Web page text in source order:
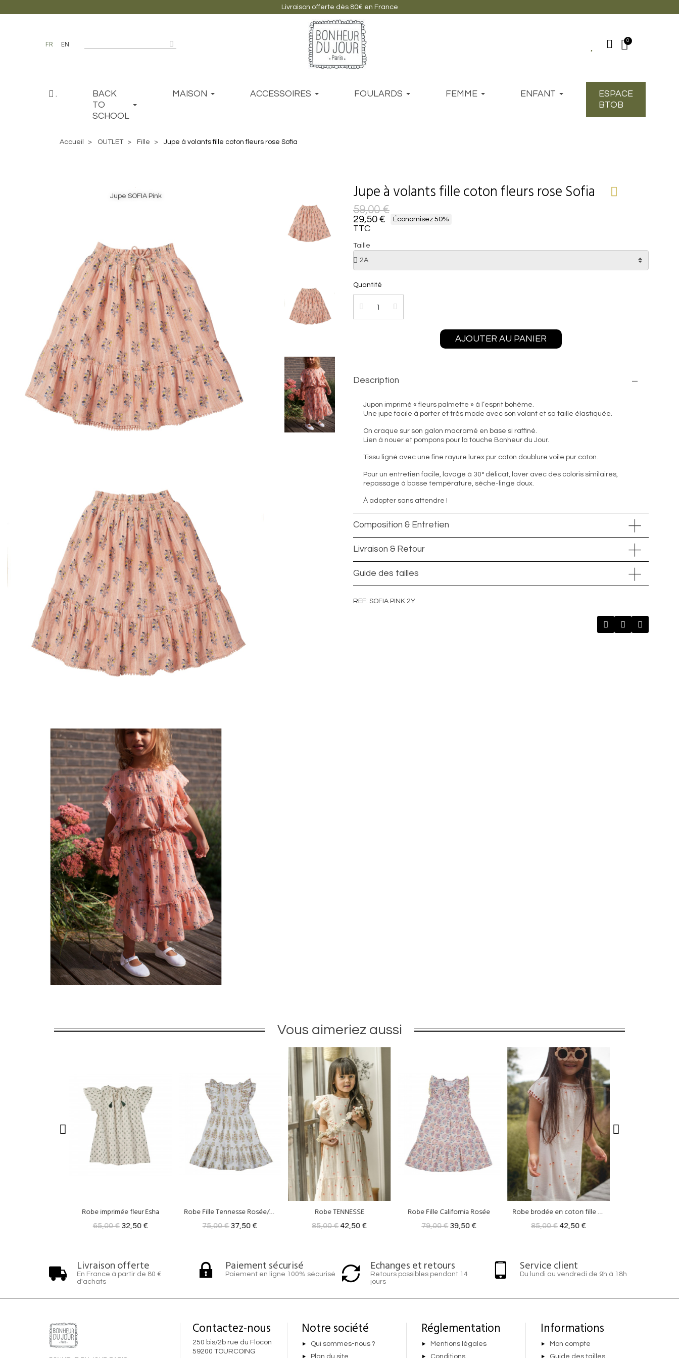
Livraison offerte dès 80€ en France
FR EN
.
BACK
TO
SCHOOL
MAISON ACCESSOIRES FOULARDS FEMME ENFANT
ESPACE
BTOB
Accueil OUTLET Fille Jupe à volants fille coton fleurs rose Sofia
Jupe SOFIA Pink Jupe à volants fille coton fleurs rose Sofia
59,00 €
29,50 € Économisez 50%
TTC
Taille
Quantité
AJOUTER AU PANIER
Description
Jupon imprimé « fleurs palmette » à l’esprit bohème.
Une jupe facile à porter et très mode avec son volant et sa taille élastiquée.
On craque sur son galon macramé en base si raffiné.
Lien à nouer et pompons pour la touche Bonheur du Jour.
Tissu ligné avec une fine rayure lurex pur coton doublure voile pur coton.
Pour un entretien facile, lavage à 30° délicat, laver avec des coloris similaires,
repassage à basse température, sèche-linge doux.
À adopter sans attendre !
Composition & Entretien
Livraison & Retour
Guide des tailles
REF SOFIA PINK 2Y
Vous aimeriez aussi
75,00 €37,50 €
Robe TENNESSE
85,00 €42,50 €
Robe Fille California Rosée
79,00 €39,50 € 85,00 €42,50 €
Robe Fille Seville
79,00 €39,50 €
Livraison offerte
En France à partir de 80 €
d'achats
Paiement sécurisé
Paiement en ligne 100% sécurisé
Echanges et retours
Retours possibles pendant 14
jours
Service client
Du lundi au vendredi de 9h à 18h
Contactez-nous
250 bis/2b rue du Flocon
59200 TOURCOING
Notre société
Qui sommes-nous ?
Plan du site
Réglementation
Mentions légales
Conditions
Informations
Mon compte
Guide des tailles